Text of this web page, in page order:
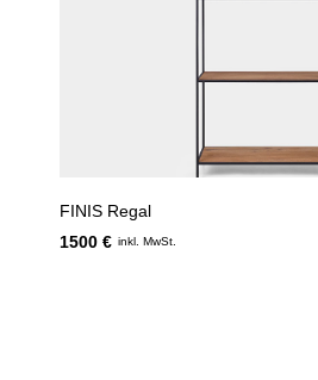
FINIS Regal
1500 € inkl. MwSt.